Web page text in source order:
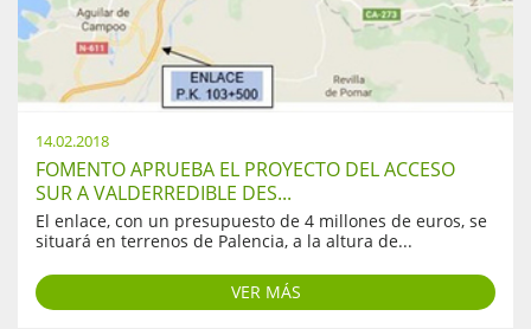
14.02.2018
FOMENTO APRUEBA EL PROYECTO DEL ACCESO
SUR A VALDERREDIBLE DES...
El enlace, con un presupuesto de 4 millones de euros, se
situará en terrenos de Palencia, a la altura de...
VER MÁS